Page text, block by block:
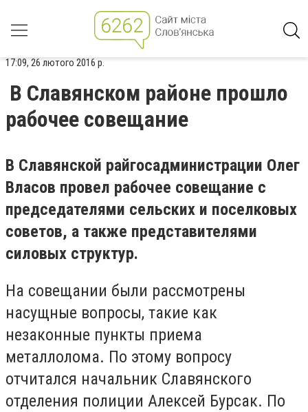
17:09, 26 лютого 2016 р.
В Славянском районе прошло
рабочее совещание
В Славянской райгосадминистрации Олег
Власов провел рабочее совещание с
председателями сельских и поселковых
советов, а также представителями
силовых структур.
На совещании были рассмотрены
насущные вопросы, такие как
незаконные пункты приема
металлолома. По этому вопросу
отчитался начальник Славянского
отделения полиции Алексей Бурсак. По